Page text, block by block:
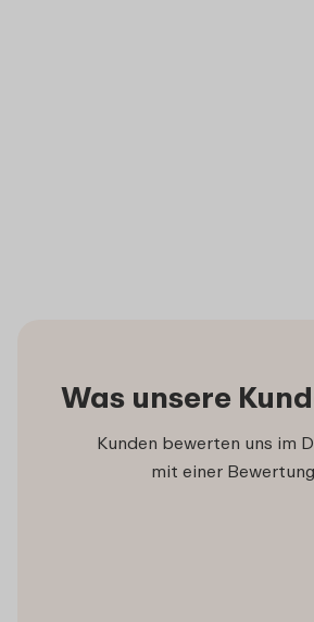
Was unsere
Kunden bewerten uns im
mit einer